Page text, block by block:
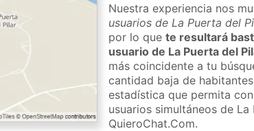
Nuestra experiencia nos
usuarios de La Puerta del
por lo quete resultará
usuario de La Puerta del
más coincidente a tu
cantidad baja de
estadística que permita
usuarios simultáneos de La
QuieroChat.Com.